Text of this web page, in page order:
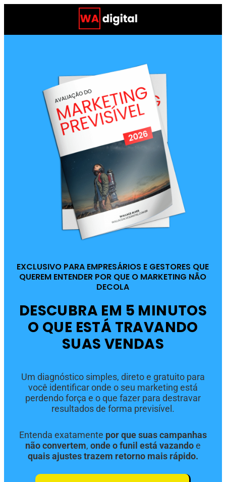
EXCLUSIVO PARA EMPRESÁRIOS E GESTORES QUE
QUEREM ENTENDER POR QUE O MARKETING NÃO
DECOLA
DESCUBRA EM 5 MINUTOS
O QUE ESTÁ TRAVANDO
SUAS VENDAS
Um diagnóstico simples, direto e gratuito para
você identificar onde o seu marketing está
perdendo força e o que fazer para destravar
resultados de forma previsível.
Entenda exatamente por que suas campanhas
não convertem, onde o funil está vazandoe
quais ajustes trazem retorno mais rápido.